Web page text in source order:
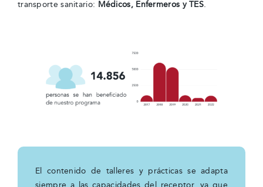
transporte sanitario: Médicos, Enfermeros y TES.
El contenido de talleres y prácticas se adapta